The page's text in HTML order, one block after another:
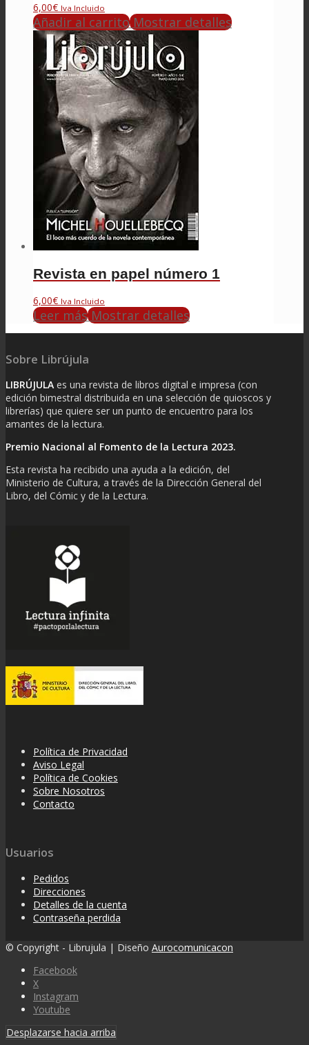
6,00€ Iva Incluido
Añadir al carritoMostrar detalles
Revista en papel número 1
6,00€ Iva Incluido
Leer másMostrar detalles
Sobre Librújula
LIBRÚJULA es una revista de libros digital e impresa (con
edición bimestral distribuida en una selección de quioscos y
librerías) que quiere ser un punto de encuentro para los
amantes de la lectura.
Premio Nacional al Fomento de la Lectura 2023.
Esta revista ha recibido una ayuda a la edición, del
Ministerio de Cultura, a través de la Dirección General del
Libro, del Cómic y de la Lectura.
Política de Privacidad
Aviso Legal
Política de Cookies
Sobre Nosotros
Contacto
Usuarios
Pedidos
Direcciones
Detalles de la cuenta
Contraseña perdida
© Copyright - Librujula | Diseño Aurocomunicacon
Facebook
X
Instagram
Youtube
Desplazarse hacia arriba